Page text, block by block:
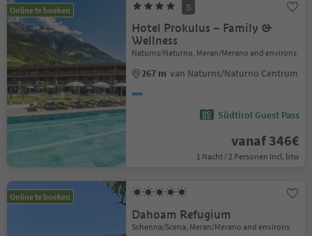
Online te boeken S
Hotel Prokulus – Family &
Wellness
Naturns/Naturno, Meran/Merano and environs
267 m van Naturns/Naturno Centrum
Südtirol Guest Pass
vanaf 346€
1 Nacht / 2 Personen Incl. btw
Online te boeken
Dahoam Refugium
Schenna/Scena, Meran/Merano and environs